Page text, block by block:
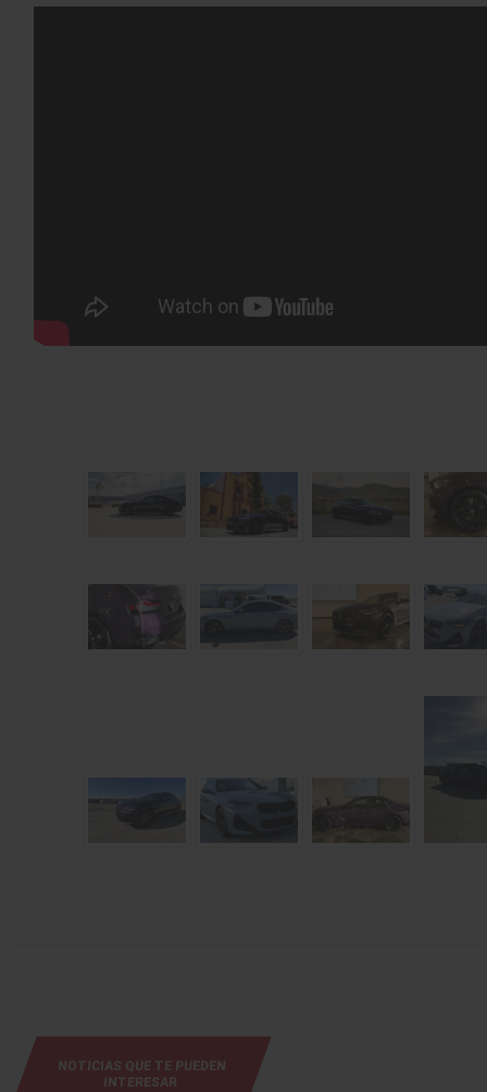
NOTICIAS QUE TE PUEDEN
INTERESAR